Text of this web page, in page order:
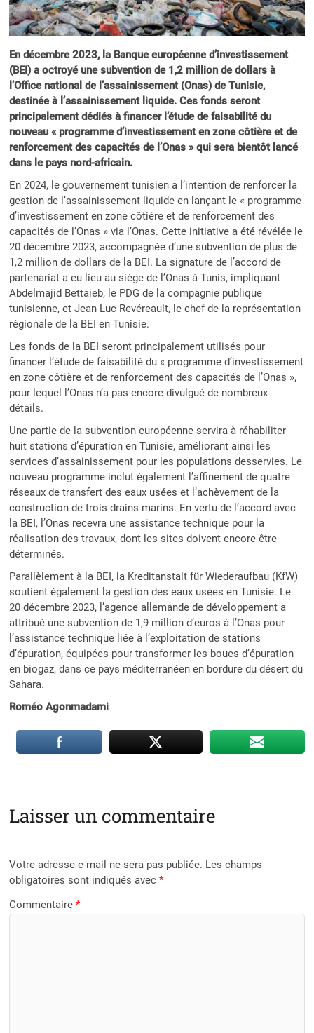
En décembre 2023, la Banque européenne d’investissement
(BEI) a octroyé une subvention de 1,2 million de dollars à
l’Office national de l’assainissement (Onas) de Tunisie,
destinée à l’assainissement liquide. Ces fonds seront
principalement dédiés à financer l’étude de faisabilité du
nouveau « programme d’investissement en zone côtière et de
renforcement des capacités de l’Onas » qui sera bientôt lancé
dans le pays nord-africain.
En 2024, le gouvernement tunisien a l’intention de renforcer la
gestion de l’assainissement liquide en lançant le « programme
d’investissement en zone côtière et de renforcement des
capacités de l’Onas » via l’Onas. Cette initiative a été révélée le
20 décembre 2023, accompagnée d’une subvention de plus de
1,2 million de dollars de la BEI. La signature de l’accord de
partenariat a eu lieu au siège de l’Onas à Tunis, impliquant
Abdelmajid Bettaieb, le PDG de la compagnie publique
tunisienne, et Jean Luc Revéreault, le chef de la représentation
régionale de la BEI en Tunisie.
Les fonds de la BEI seront principalement utilisés pour
financer l’étude de faisabilité du « programme d’investissement
en zone côtière et de renforcement des capacités de l’Onas »,
pour lequel l’Onas n’a pas encore divulgué de nombreux
détails.
Une partie de la subvention européenne servira à réhabiliter
huit stations d’épuration en Tunisie, améliorant ainsi les
services d’assainissement pour les populations desservies. Le
nouveau programme inclut également l’affinement de quatre
réseaux de transfert des eaux usées et l’achèvement de la
construction de trois drains marins. En vertu de l’accord avec
la BEI, l’Onas recevra une assistance technique pour la
réalisation des travaux, dont les sites doivent encore être
déterminés.
Parallèlement à la BEI, la Kreditanstalt für Wiederaufbau (KfW)
soutient également la gestion des eaux usées en Tunisie. Le
20 décembre 2023, l’agence allemande de développement a
attribué une subvention de 1,9 million d’euros à l’Onas pour
l’assistance technique liée à l’exploitation de stations
d’épuration, équipées pour transformer les boues d’épuration
en biogaz, dans ce pays méditerranéen en bordure du désert du
Sahara.
Roméo Agonmadami
Laisser un commentaire
Votre adresse e-mail ne sera pas publiée. Les champs
obligatoires sont indiqués avec*
Commentaire*